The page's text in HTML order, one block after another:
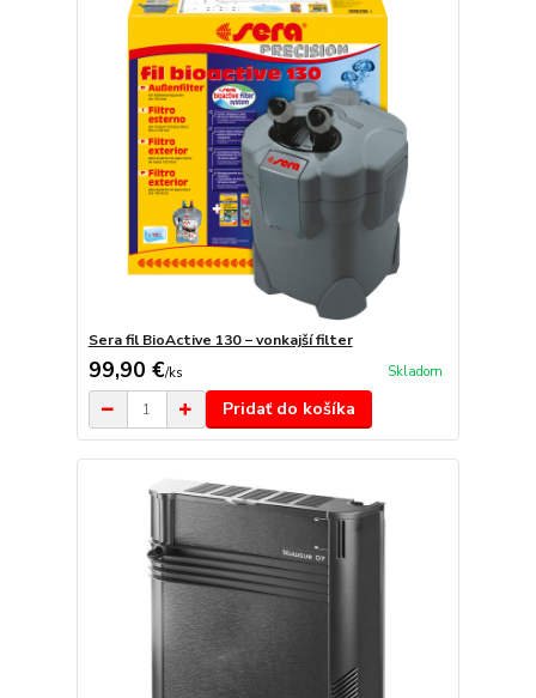
Sera fil BioActive 130 − vonkajší filter
99,90 €/ks Skladom
Pridať do košíka